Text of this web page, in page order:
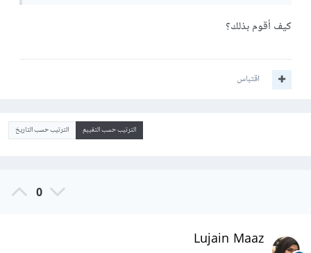
كيف أقوم بذلك؟
اقتباس
الترتيب حسب التقييم الترتيب حسب التاريخ
0
Lujain Maaz